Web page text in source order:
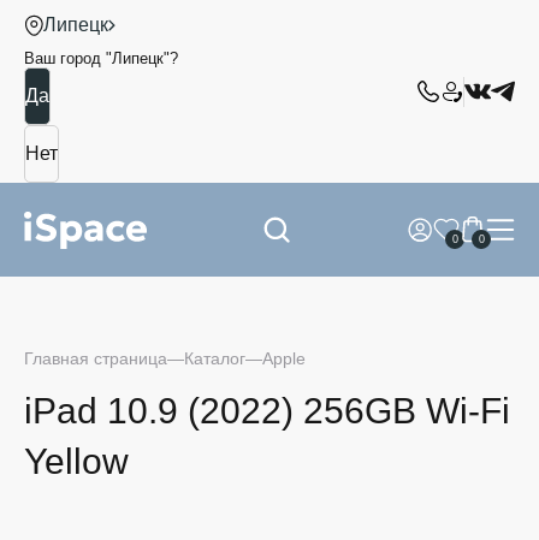
Липецк
Ваш город "Липецк"?
0 0
Главная страница Каталог Apple
iPad 10.9 (2022) 256GB Wi-Fi
Yellow